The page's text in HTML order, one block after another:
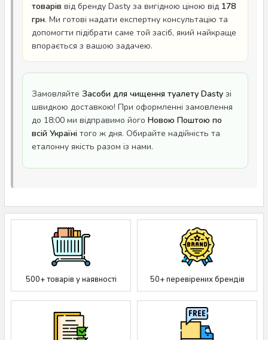
товарів від бренду Dasty за вигідною ціною від 178
грн. Ми готові надати експертну консультацію та
допомогти підібрати саме той засіб, який найкраще
впорається з вашою задачею.
Замовляйте Засоби для чищення туалету Dasty зі
швидкою доставкою! При оформленні замовлення
до 18:00 ми відправимо його Новою Поштою по
всій Україні того ж дня. Обирайте надійність та
еталонну якість разом із нами.
500+ товарів у наявності 50+ перевірених брендів